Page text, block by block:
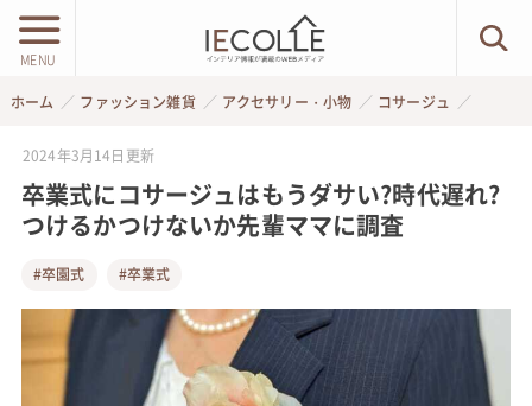
MENU
ホーム ファッション雑貨 アクセサリー・小物 コサージュ
2024年3月14日 更新
卒業式にコサージュはもうダサい?時代遅れ?
つけるかつけないか先輩ママに調査
#卒園式 #卒業式